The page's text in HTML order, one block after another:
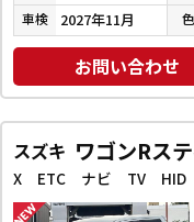
車検 2027年11月 色
お問い合わせ
スズキ ワゴンRス